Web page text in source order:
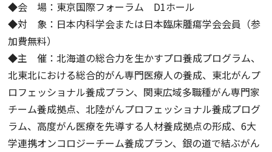
◆会 場：東京国際フォーラム D1ホール
◆対 象：日本内科学会または日本臨床腫瘍学会会員（参
加費無料）
◆主 催：北海道の総合力を生かすプロ養成プログラム、
北東北における総合的がん専門医療人の養成、東北がんプ
ロフェッショナル養成プラン、関東広域多職種がん専門家
チーム養成拠点、北陸がんプロフェッショナル養成プログ
ラム、高度がん医療を先導する人材養成拠点の形成、6大
学連携オンコロジーチーム養成プラン、銀の道で結ぶがん